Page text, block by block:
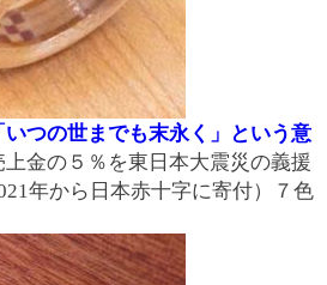
つの世までも末永く」という意
上金の５％を東日本大震災の義援
年から日本赤十字に寄付）７色